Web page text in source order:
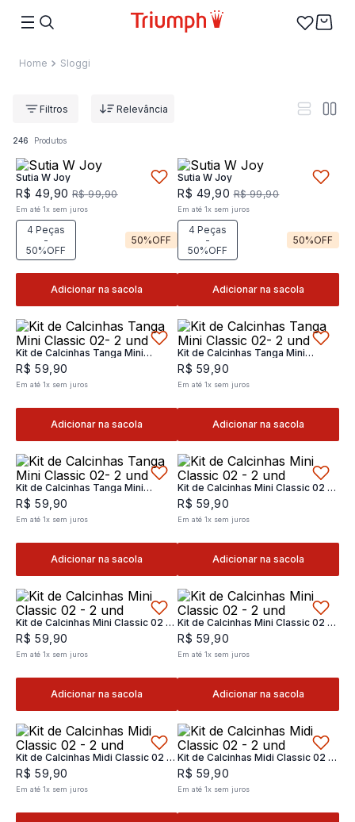
Sloggi
Relevância
246 Produtos
Sutia W Joy
R$ 49 90 R$ 99,90
Em até1x sem juros
4 Peças
-
50%OFF
50%OFF
Adicionar na sacola
Sutia W Joy
R$ 49 ,90 R$ 99,90
Em até 1x sem juros
4 Peças
-
50%OFF
50%OFF
Adicionar na sacola
Kit de Calcinhas Tanga Mini
Classic 02- 2 und
R$ 59 90
Em até1x sem juros
Adicionar na sacola
Kit de Calcinhas Tanga Mini
Classic 02- 2 und
R$ 59 ,90
Em até 1x sem juros
Adicionar na sacola
Kit de Calcinhas Tanga Mini
Classic 02- 2 und
R$ 59 90
Em até1x sem juros
Adicionar na sacola
Kit de Calcinhas Mini Classic 02 -
2 und
R$ 59 ,90
Em até 1x sem juros
Adicionar na sacola
Kit de Calcinhas Mini Classic 02 -
2 und
R$ 59 90
Em até1x sem juros
Adicionar na sacola
Kit de Calcinhas Mini Classic 02 -
2 und
R$ 59 ,90
Em até 1x sem juros
Adicionar na sacola
Kit de Calcinhas Midi Classic 02 -
2 und
R$ 59 90
Em até1x sem juros
Kit de Calcinhas Midi Classic 02 -
2 und
R$ 59 ,90
Em até 1x sem juros